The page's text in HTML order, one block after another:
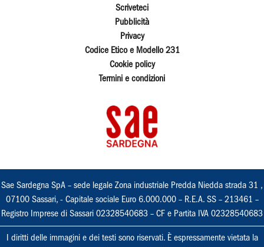
Scriveteci
Pubblicità
Privacy
Codice Etico e Modello 231
Cookie policy
Termini e condizioni
Sae Sardegna SpA – sede legale Zona industriale Predda Niedda strada 31 ,
07100 Sassari, - Capitale sociale Euro 6.000.000 – R.E.A. SS – 213461 –
Registro Imprese di Sassari 02328540683 – CF e Partita IVA 02328540683
I diritti delle immagini e dei testi sono riservati. È espressamente vietata la